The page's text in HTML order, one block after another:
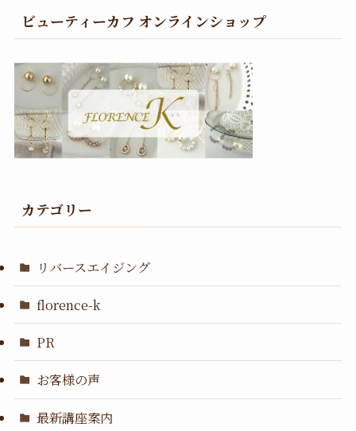
ビューティーカフ オンラインショップ
カテゴリー
リバースエイジング
florence-k
PR
お客様の声
最新講座案内